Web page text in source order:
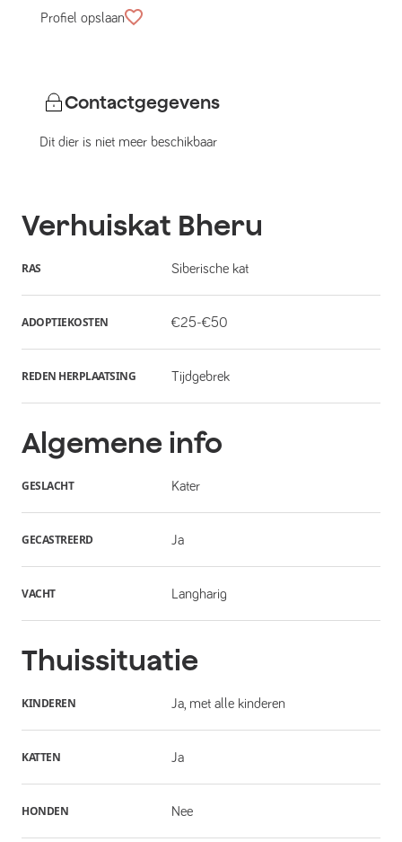
Profiel opslaan
Contactgegevens
Dit dier is niet meer beschikbaar
Verhuiskat Bheru
RAS Siberische kat
ADOPTIEKOSTEN €25-€50
REDEN HERPLAATSING Tijdgebrek
Algemene info
GESLACHT Kater
GECASTREERD Ja
VACHT Langharig
Thuissituatie
KINDEREN Ja, met alle kinderen
KATTEN Ja
HONDEN Nee